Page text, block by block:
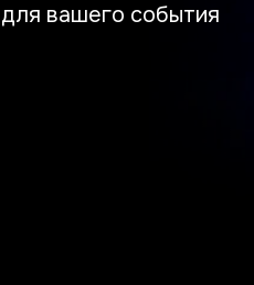
вашего события